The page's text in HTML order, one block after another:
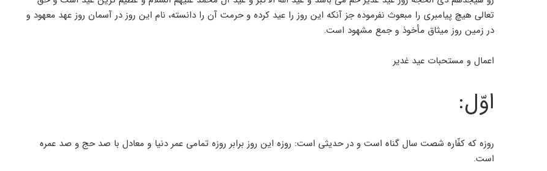
تعالی هیچ پیامبری را مبعوث نفرموده جز آنکه این روز را عید کرده و حرمت آن را دانسته، نام این روز در آسمان روز عهد معهود و
در زمین روز میثاق مأخوذ و جمع مشهود است.
اعمال و مستحبات عید غدیر
اوّل:
روزه که کفّاره شصت سال گناه است و در حدیثی است: روزه این روز برابر روزه تمامی عمر دنیا و معادل با صد حج و صد عمره
است.